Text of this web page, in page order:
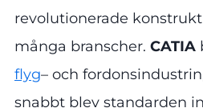
revolutionerade
många branscher. CATIA
flyg– och
snabbt blev standarden